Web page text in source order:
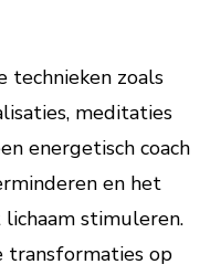
technieken zoals
meditaties
energetisch coach
en het
stimuleren.
transformaties op